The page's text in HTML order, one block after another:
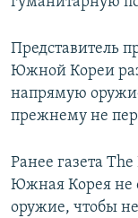
Представитель
Южной Кореи
напрямую
прежнему не
Ранее газета
Южная Корея не
оружие, чтобы